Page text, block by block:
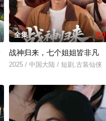
全集 9.0
战神归来，七个姐姐皆非凡
2025 / 中国大陆 / 短剧,古装仙侠